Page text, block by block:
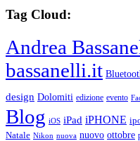
Tag Cloud:
Andrea
bassanelli.it
design Dolomiti edizione evento
Blog iOS iPad iPHONE
Natale Nikon nuova nuovo ottobre